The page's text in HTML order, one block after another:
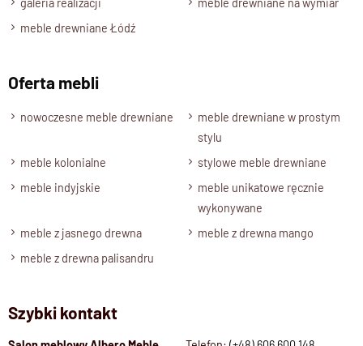
Mango Naturalne
Stan produktu
meble drewniane Łódź
Oferta mebli
nowoczesne meble drewniane
meble drewniane w prostym
stylu
meble kolonialne
stylowe meble drewniane
meble indyjskie
meble unikatowe ręcznie
wykonywane
meble z jasnego drewna
meble z drewna mango
meble z drewna palisandru
Szybki kontakt